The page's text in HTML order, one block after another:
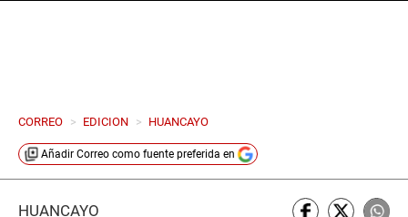
CORREO > EDICION > HUANCAYO
Añadir Correo como fuente preferida en
HUANCAYO